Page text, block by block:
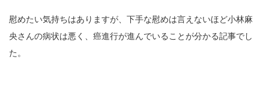
慰めたい気持ちはありますが、下手な慰めは言えないほど小林麻
央さんの病状は悪く、癌進行が進んでいることが分かる記事でし
た。